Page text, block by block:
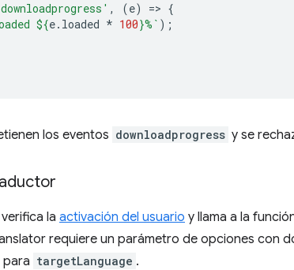
, (e) => {
${e. loaded * 100}%` );
los eventos downloadprogress y se
la activación del usuario y llama a la
requiere un parámetro de opciones con
targetLanguage .